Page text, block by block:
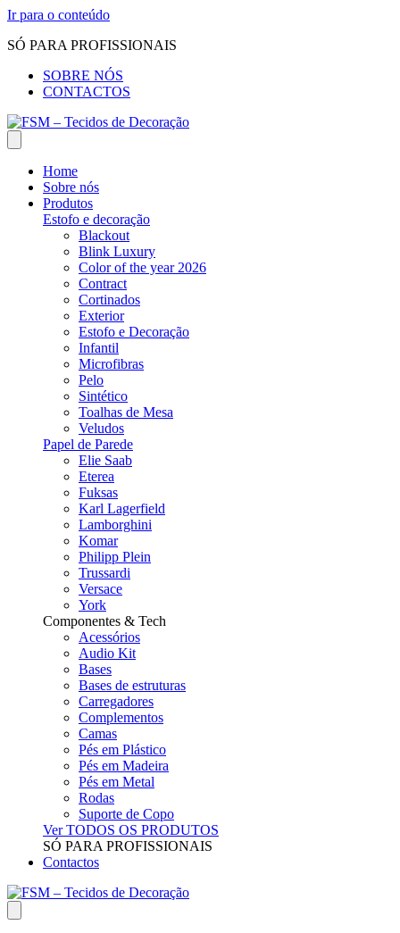
Ir para o conteúdo
SÓ PARA PROFISSIONAIS
SOBRE NÓS
CONTACTOS
Home
Sobre nós
Produtos
Estofo e decoração
Blackout
Blink Luxury
Color of the year 2026
Contract
Cortinados
Exterior
Estofo e Decoração
Infantil
Microfibras
Pelo
Sintético
Toalhas de Mesa
Veludos
Papel de Parede
Elie Saab
Eterea
Fuksas
Karl Lagerfield
Lamborghini
Komar
Philipp Plein
Trussardi
Versace
York
Componentes & Tech
Acessórios
Audio Kit
Bases
Bases de estruturas
Carregadores
Complementos
Camas
Pés em Plástico
Pés em Madeira
Pés em Metal
Rodas
Suporte de Copo
Ver TODOS OS PRODUTOS
SÓ PARA PROFISSIONAIS
Contactos